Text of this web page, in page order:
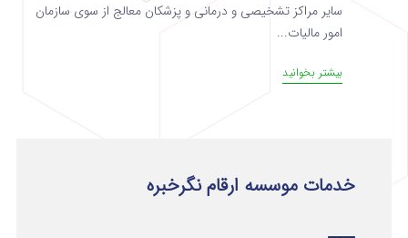
سایر مراکز تشخیصی و درمانی و پزشکان معالج از سوی سازمان
امور مالیات...
بیشتر بخوانید
خدمات موسسه ارقام نگرخبره